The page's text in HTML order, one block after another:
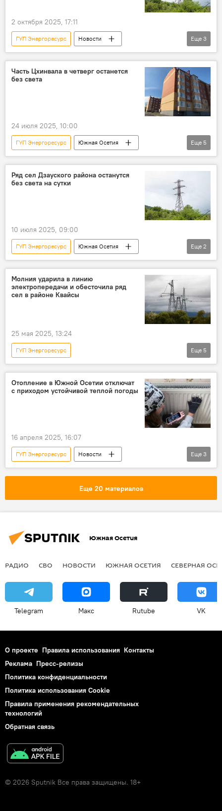
2 октября 2025, 17:11
ГУП Энергоресурс
Новости
Южная Осетия
Энергоснабжение Южной Осетии
Общество
Еще 3
Часть Цхинвала в четверг останется
без света
24 июля 2025, 10:00
ГУП Энергоресурс
Южная Осетия
Новости
энергетика
энергоснабжение
Энергоснабжение Южной Осетии
Еще 5
Ряд сел Дзауского района останутся
без света на сутки
10 июля 2025, 09:00
ГУП Энергоресурс
Южная Осетия
Дзауский район РЮО
Новости
Еще 2
Молния ударила в линию
электропередачи и обесточила ряд
сел в районе Квайсы
25 мая 2025, 13:24
ГУП Энергоресурс
Энергоснабжение Южной Осетии
Южная Осетия
Квайса
Дзауский район РЮО
Новости
Еще 5
Отопление в Южной Осетии отключат
с приходом устойчивой теплой погоды
16 апреля 2025, 16:07
ГУП Энергоресурс
Новости
Южная Осетия
Общество
Еще 3
Еще 20 материалов
Южная Осетия
РАДИО СВО НОВОСТИ ЮЖНАЯ ОСЕТИЯ СЕВЕРНАЯ
Telegram Макс Rutube VK
О проекте Правила использования Контакты
Реклама Пресс-релизы
Политика конфиденциальности
Политика использования Cookie
Правила применения рекомендательных
технологий
Обратная связь
© 2026 Sputnik Все права защищены. 18+